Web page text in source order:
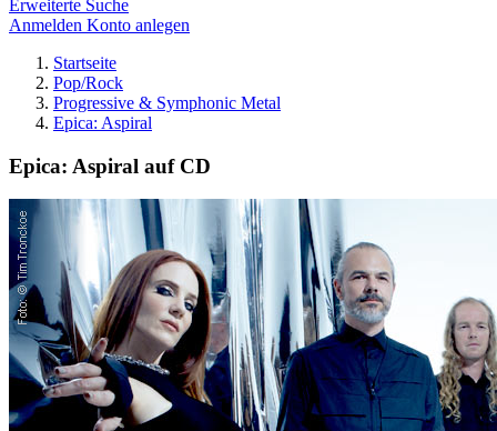
Erweiterte Suche
Anmelden Konto anlegen
Startseite
Pop/Rock
Progressive & Symphonic Metal
Epica: Aspiral
Epica: Aspiral auf CD